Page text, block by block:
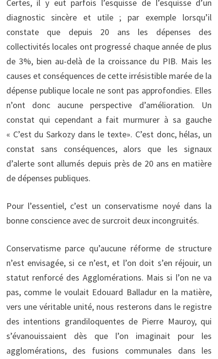
Certes, il y eut parfois l’esquisse de l’esquisse d’un
diagnostic sincère et utile ; par exemple lorsqu’il
constate que depuis 20 ans les dépenses des
collectivités locales ont progressé chaque année de plus
de 3%, bien au-delà de la croissance du PIB. Mais les
causes et conséquences de cette irrésistible marée de la
dépense publique locale ne sont pas approfondies. Elles
n’ont donc aucune perspective d’amélioration. Un
constat qui cependant a fait murmurer à sa gauche
« C’est du Sarkozy dans le texte». C’est donc, hélas, un
constat sans conséquences, alors que les signaux
d’alerte sont allumés depuis près de 20 ans en matière
de dépenses publiques.
Pour l’essentiel, c’est un conservatisme noyé dans la
bonne conscience avec de surcroit deux incongruités.
Conservatisme parce qu’aucune réforme de structure
n’est envisagée, si ce n’est, et l’on doit s’en réjouir, un
statut renforcé des Agglomérations. Mais si l’on ne va
pas, comme le voulait Edouard Balladur en la matière,
vers une véritable unité, nous resterons dans le registre
des intentions grandiloquentes de Pierre Mauroy, qui
s’évanouissaient dès que l’on imaginait pour les
agglomérations, des fusions communales dans les